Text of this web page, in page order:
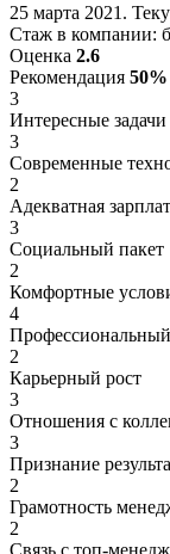
25 марта 2021.
Стаж в компании:
Оценка 2.6
Рекомендация 50%
3
Интересные задачи
3
Современные
2
Адекватная
3
Социальный пакет
2
Комфортные
4
2
Карьерный рост
3
Отношения с
3
Признание
2
Грамотность
2
Связь с топ-